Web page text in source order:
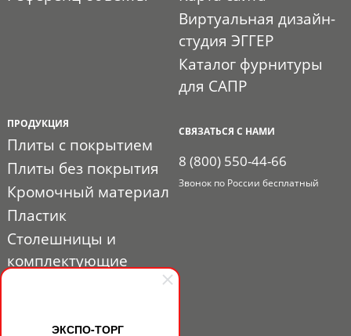
ЭКСПО-ТОРГ
Виртуальная дизайн-
студия ЭГГЕР
Каталог фурнитуры
для САПР
ПРОДУКЦИЯ
Плиты с покрытием
Плиты без покрытия
Кромочный материал
Пластик
Столешницы и
комплектующие
Расходные материалы
Выставочный профиль
СВЯЗАТЬСЯ С НАМИ
8 (800) 550-44-66
Звонок по России бесплатный